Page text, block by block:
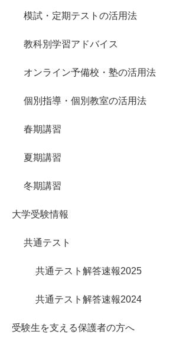
模試・定期テストの活用法
教科別学習アドバイス
オンライン予備校・塾の活用法
個別指導・個別教室の活用法
春期講習
夏期講習
冬期講習
大学受験情報
共通テスト
共通テスト解答速報2025
共通テスト解答速報2024
受験生を支える保護者の方へ